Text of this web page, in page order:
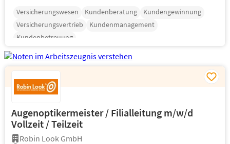
Versicherungswesen Kundenberatung
Kundengewinnung
Versicherungsvertrieb
Kundenmanagement
Kundenbetreuung
Augenoptikermeister / Filialleitung m/w/d
Vollzeit / Teilzeit
Robin Look GmbH